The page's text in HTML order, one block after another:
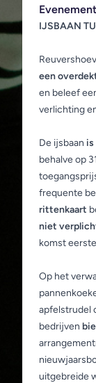
IJSBAAN
een
en beleef
verlichting
De ijsbaan is
behalve op
frequente
rittenkaart
niet
komst
Op het
apfelstrudel
bedrijven
uitgebreide